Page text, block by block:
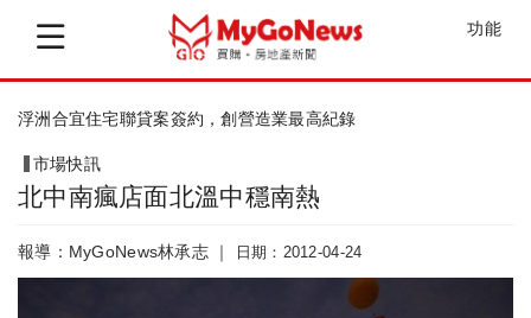
功能
機場捷運翡翠珠鏈 A10、20、21站...
市場快訊
北中南瘋店面北溫中穩南熱
報導：MyGoNews林承志 ｜ 日期：2012-04-24